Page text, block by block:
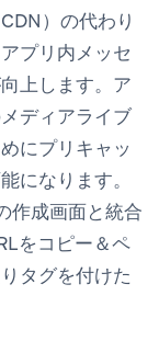
）の代わり
プリ内メッセ
上します。ア
ディアライブ
にプリキャッ
になります。
作成画面と統合
をコピー＆ペ
タグを付けた